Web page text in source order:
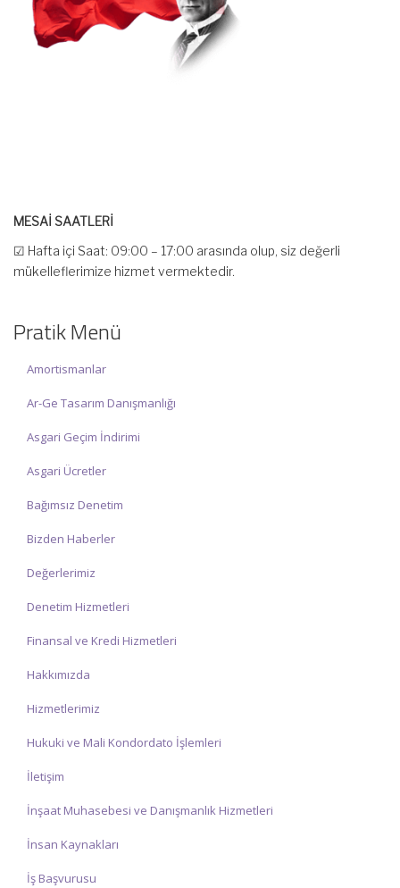
MESAİ SAATLERİ
☑ Hafta içi Saat: 09:00 – 17:00 arasında olup, siz değerli
mükelleflerimize hizmet vermektedir.
İlgi ve anlayışınız için İNCİ MUHASEBE MÜŞAVİRLİK Ailesi olarak
teşekkür ederiz.
Pratik Menü
Amortismanlar
Ar-Ge Tasarım Danışmanlığı
Asgari Geçim İndirimi
Asgari Ücretler
Bağımsız Denetim
Bizden Haberler
Değerlerimiz
Denetim Hizmetleri
Finansal ve Kredi Hizmetleri
Hakkımızda
Hizmetlerimiz
Hukuki ve Mali Kondordato İşlemleri
İletişim
İnşaat Muhasebesi ve Danışmanlık Hizmetleri
İnsan Kaynakları
İş Başvurusu